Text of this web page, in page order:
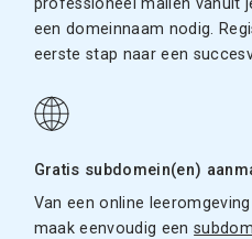
professioneel mailen vanuit
een domeinnaam nodig.
eerste stap naar een
Gratis subdomein(en)
Van een online
maak eenvoudig een